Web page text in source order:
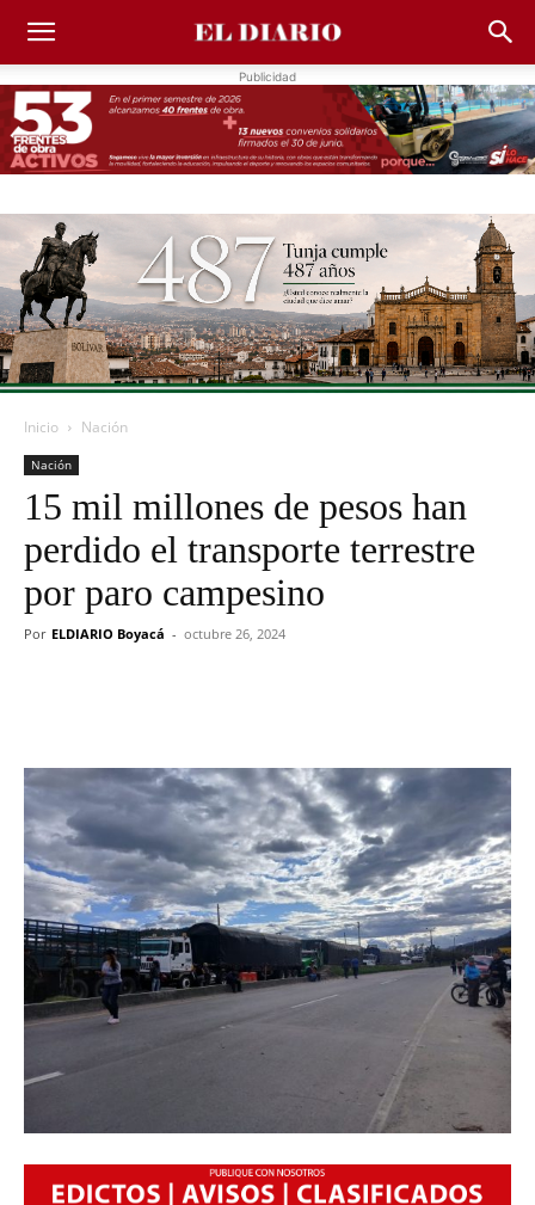
Publicidad
Inicio Nación
Nación
15 mil millones de pesos han
perdido el transporte terrestre
por paro campesino
Por ELDIARIO Boyacá - octubre 26, 2024